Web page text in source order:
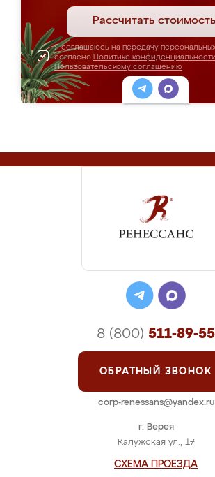
Рассчитать стоимость
Я соглашаюсь на передачу
согласно Политике конфиденциальности
Пользовательскому соглашению
г. Верея
Калужская ул., 17
СХЕМА ПРОЕЗДА
8 (800) 511-89-55
ОБРАТНЫЙ ЗВОНОК
corp-renessans@yandex.ru